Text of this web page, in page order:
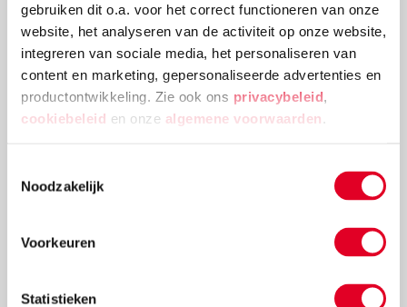
gebruiken dit o.a. voor het correct functioneren van onze
website, het analyseren van de activiteit op onze website,
integreren van sociale media, het personaliseren van
content en marketing, gepersonaliseerde advertenties en
productontwikkeling. Zie ook ons privacybeleid
cookiebeleid en onze algemene voorwaarden
Noodzakelijk
Voorkeuren
Statistieken
Voor 15:00 besteld, morgen in huis
Gratis verzending vanaf € 20 en geen
retourkosten.